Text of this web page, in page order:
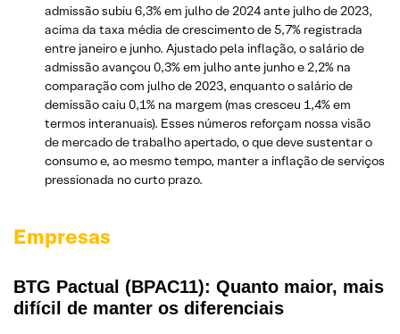
admissão subiu 6,3% em julho de 2024 ante julho de 2023,
acima da taxa média de crescimento de 5,7% registrada
entre janeiro e junho. Ajustado pela inflação, o salário de
admissão avançou 0,3% em julho ante junho e 2,2% na
comparação com julho de 2023, enquanto o salário de
demissão caiu 0,1% na margem (mas cresceu 1,4% em
termos interanuais). Esses números reforçam nossa visão
de mercado de trabalho apertado, o que deve sustentar o
consumo e, ao mesmo tempo, manter a inflação de serviços
pressionada no curto prazo.
Empresas
BTG Pactual (BPAC11): Quanto maior, mais
difícil de manter os diferenciais